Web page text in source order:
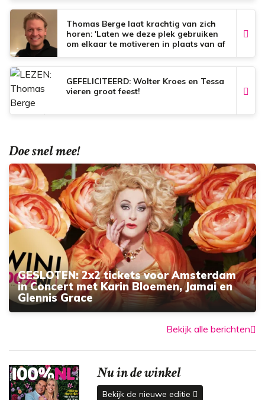
Thomas Berge laat krachtig van zich
horen: 'Laten we deze plek gebruiken
om elkaar te motiveren in plaats van af
GEFELICITEERD: Wolter Kroes en Tessa
vieren groot feest!
Doe snel mee!
GESLOTEN: 2x2 tickets voor Amsterdam
in Concert met Karin Bloemen, Jamai en
Glennis Grace
Bekijk alle berichten
Nu in de winkel
Bekijk de nieuwe editie